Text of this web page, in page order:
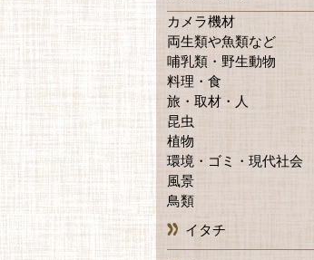
カメラ機材
両生類や魚類など
哺乳類・野生動物
料理・食
旅・取材・人
昆虫
植物
環境・ゴミ・現代社会
風景
鳥類
イタチ